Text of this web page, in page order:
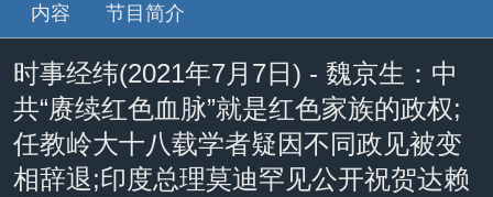
到
内
跳
转
到
台湾
港澳
国际
最新国际新闻
分类新闻
美中关系
YouTube Music
Spotify
YouTube
内容 节目简介
时事经纬(2021年7月7日) - 魏京生：中
共“赓续红色血脉”就是红色家族的政权;
任教岭大十八载学者疑因不同政见被变
相辞退;印度总理莫迪罕见公开祝贺达赖